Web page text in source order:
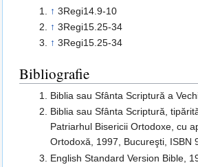
↑ 3Regi14.9-10
↑ 3Regi15.25-34
↑ 3Regi15.25-34
Bibliografie
Biblia sau Sfânta Scriptură a
Biblia sau Sfânta Scriptură,
Patriarhul Bisericii Ortodoxe, cu
Ortodoxă, 1997, Bucureşti, ISBN
English Standard Version Bible,